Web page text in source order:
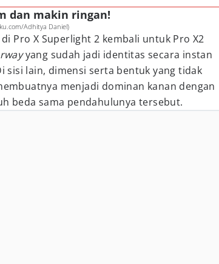
dan makin ringan!
Adhitya Daniel)
Pro X Superlight 2 kembali untuk Pro X2
yang sudah jadi identitas secara instan
sisi lain, dimensi serta bentuk yang tidak
menjadi dominan kanan dengan
beda sama pendahulunya tersebut.